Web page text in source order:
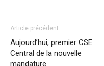
Article précédent
Aujourd’hui, premier CSE
Central de la nouvelle
mandature